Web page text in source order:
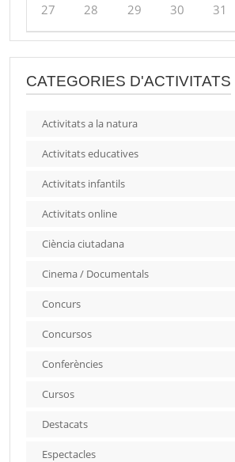
27 28 29 30 31
CATEGORIES D'ACTIVITATS
Activitats a la natura
Activitats educatives
Activitats infantils
Activitats online
Ciència ciutadana
Cinema / Documentals
Concurs
Concursos
Conferències
Cursos
Destacats
Espectacles